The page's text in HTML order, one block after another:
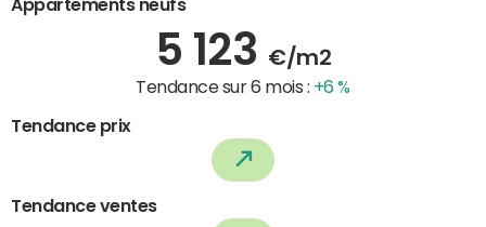
Appartements neufs
5 123 €/m2
Tendance sur 6 mois : +6 %
Tendance prix
Tendance ventes